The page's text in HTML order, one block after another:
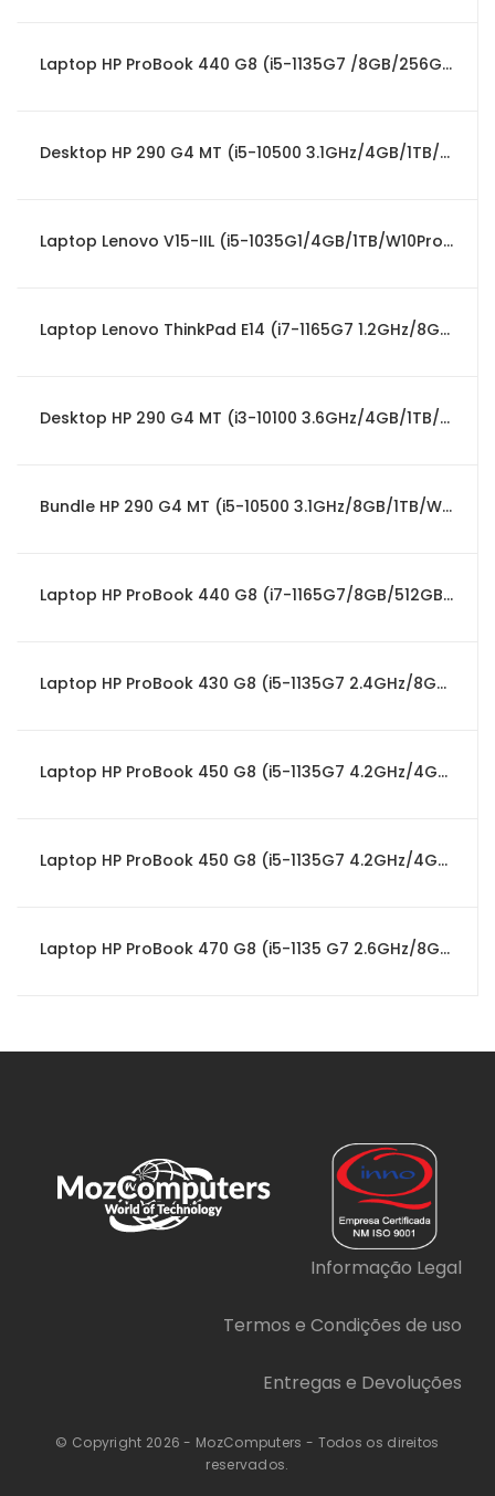
Laptop HP ProBook 440 G8 (i5-1135G7 /8GB/256GB SSD/W11Pro/14")PT
Desktop HP 290 G4 MT (i5-10500 3.1GHz/4GB/1TB/W10Pro)
Laptop Lenovo V15-IIL (i5-1035G1/4GB/1TB/W10Pro/15.6")
Laptop Lenovo ThinkPad E14 (i7-1165G7 1.2GHz/8GB/512GB SSD/W10Pro/14")PT
Desktop HP 290 G4 MT (i3-10100 3.6GHz/4GB/1TB/W10Pro)
Bundle HP 290 G4 MT (i5-10500 3.1GHz/8GB/1TB/W11Pro) + Monitor HP 23.8"
Laptop HP ProBook 440 G8 (i7-1165G7/8GB/512GB SSD/W10Pro/14")
Laptop HP ProBook 430 G8 (i5-1135G7 2.4GHz/8GB/256GB SSD/W10Pro/13.3")
Laptop HP ProBook 450 G8 (i5-1135G7 4.2GHz/4GB/256GB SSD/W11Pro/15.6")PT
Laptop HP ProBook 450 G8 (i5-1135G7 4.2GHz/4GB/512GB SSD/W10Pro/15.6") 4G/PT
Laptop HP ProBook 470 G8 (i5-1135 G7 2.6GHz/8GB/512GB/W10Pro/17.3")
Informação Legal
Termos e Condições de uso
Entregas e Devoluções
© Copyright 2026 - MozComputers - Todos os direitos
reservados.